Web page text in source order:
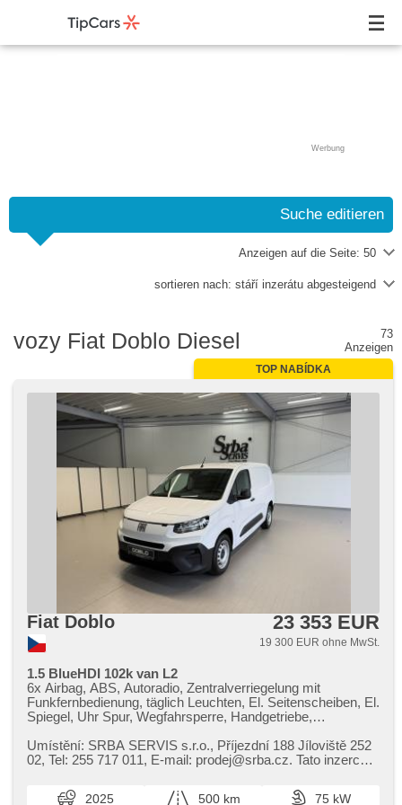
Werbung
Suche editieren
Anzeigen auf die Seite: 50
sortieren nach: stáří inzerátu abgesteigend
vozy Fiat Doblo Diesel
73
Anzeigen
TOP NABÍDKA
Fiat Doblo 23 353 EUR
19 300 EUR ohne MwSt.
1.5 BlueHDI 102k van L2
6x Airbag, ABS, Autoradio, Zentralverriegelung mit
Funkfernbedienung, täglich Leuchten, El. Seitenscheiben, El.
Spiegel, Uhr Spur, Wegfahrsperre, Handgetriebe,
einstellbar, Servolenkung, Tempomat, USB,
Außenthermometer, beheizte Spiegel, höheneinstellbare
(PEBS), Fahrkamera, Überwachung der Ermüdung des
Umístění: SRBA SERVIS s.r.o.,​ Příjezdní 188 Jíloviště 252
02,​ Tel: 255 717 011,​ E​-mail: prodej@srba.cz. Tato inzerce
2025 500 km
75 kW